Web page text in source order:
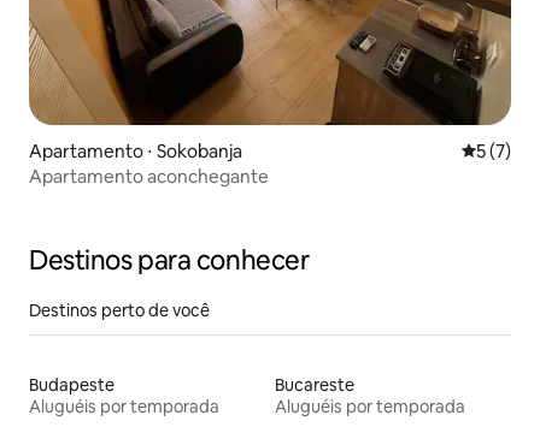
Apartamento ⋅ Sokobanja 5 de
5 (7)
Apartamento aconchegante
Destinos para conhecer
Destinos perto de você
Budapeste
Aluguéis por temporada
Bucareste
Aluguéis por temporada